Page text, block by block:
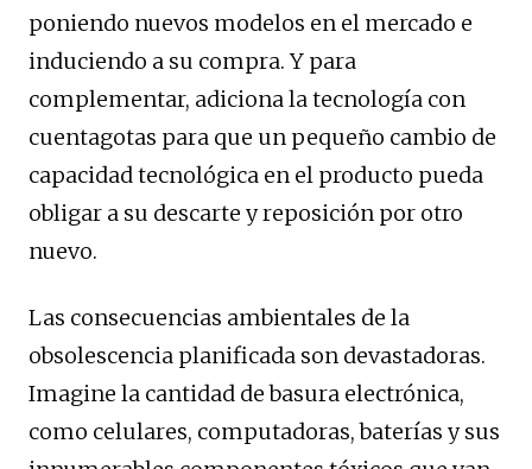
poniendo nuevos modelos en el mercado e
induciendo a su compra. Y para
complementar, adiciona la tecnología con
cuentagotas para que un pequeño cambio de
capacidad tecnológica en el producto pueda
obligar a su descarte y reposición por otro
nuevo.
Las consecuencias ambientales de la
obsolescencia planificada son devastadoras.
Imagine la cantidad de basura electrónica,
como celulares, computadoras, baterías y sus